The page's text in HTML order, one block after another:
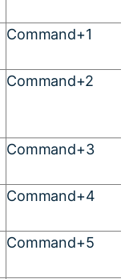
Command+1
Command+2
Command+3
Command+4
Command+5